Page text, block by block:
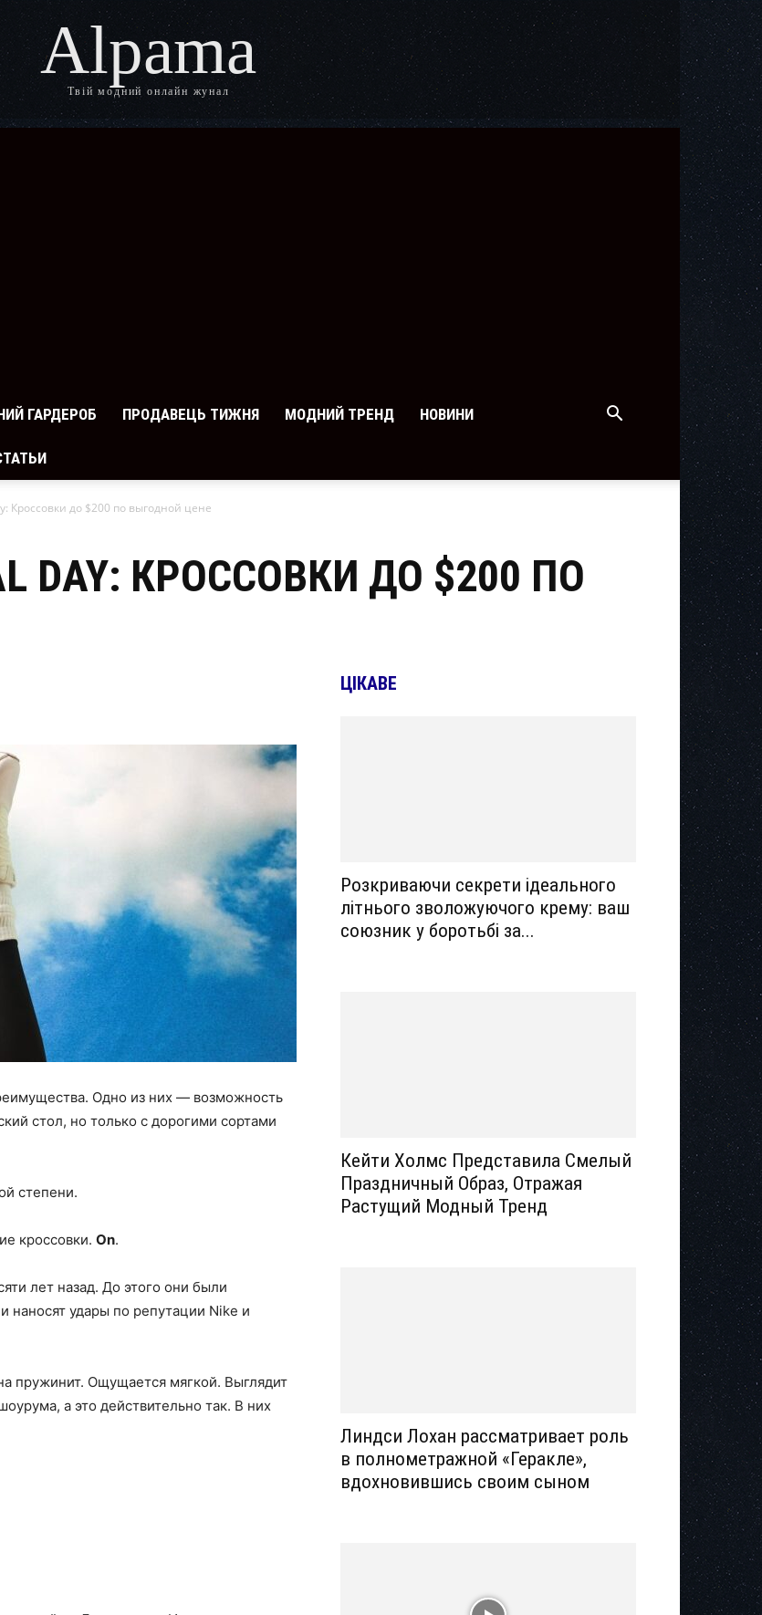
Alpama
Твій модний онлайн жунал
ГАРДЕРОБ ПРОДАВЕЦЬ ТИЖНЯ МОДНИЙ ТРЕНД НОВИНИ
Кроссовки до $200 по выгодной цене
DAY: КРОССОВКИ ДО $200 ПО
Одно из них — возможность
стол, но только с дорогими сортами
степени.
кроссовки. On.
лет назад. До этого они были
наносят удары по репутации Nike и
пружинит. Ощущается мягкой. Выглядит
а это действительно так. В них
ЦІКАВЕ
Розкриваючи секрети ідеального
літнього зволожуючого крему: ваш
союзник у боротьбі за...
Кейти Холмс Представила Смелый
Праздничный Образ, Отражая
Растущий Модный Тренд
Линдси Лохан рассматривает роль
в полнометражной «Геракле»,
вдохновившись своим сыном